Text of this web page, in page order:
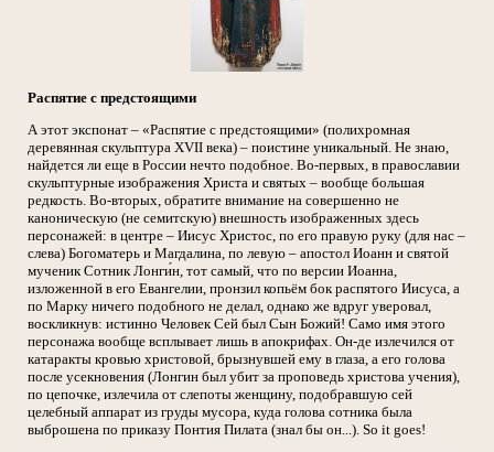
Распятие с предстоящими
А этот экспонат – «Распятие с предстоящими» (полихромная
деревянная скульптура XVII века) – поистине уникальный. Не знаю,
найдется ли еще в России нечто подобное. Во-первых, в православии
скульптурные изображения Христа и святых – вообще большая
редкость. Во-вторых, обратите внимание на совершенно не
каноническую (не семитскую) внешность изображенных здесь
персонажей: в центре – Иисус Христос, по его правую руку (для нас –
слева) Богоматерь и Магдалина, по левую – апостол Иоанн и святой
мученик Сотник Лонги́н, тот самый, что по версии Иоанна,
изложенной в его Евангелии, пронзил копьём бок распятого Иисуса, а
по Марку ничего подобного не делал, однако же вдруг уверовал,
воскликнув: истинно Человек Сей был Сын Божий! Само имя этого
персонажа вообще всплывает лишь в апокрифах. Он-де излечился от
катаракты кровью христовой, брызнувшей ему в глаза, а его голова
после усекновения (Лонгин был убит за проповедь христова учения),
по цепочке, излечила от слепоты женщину, подобравшую сей
целебный аппарат из груды мусора, куда голова сотника была
выброшена по приказу Понтия Пилата (знал бы он...). So it goes!